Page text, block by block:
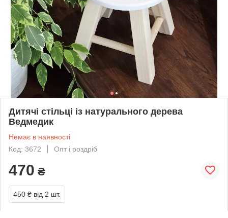
Дитячі стільці із натурального дерева
Ведмедик
Немає в наявності
Код: 3672
Опт і роздріб
470 ₴
450 ₴ від 2 шт.